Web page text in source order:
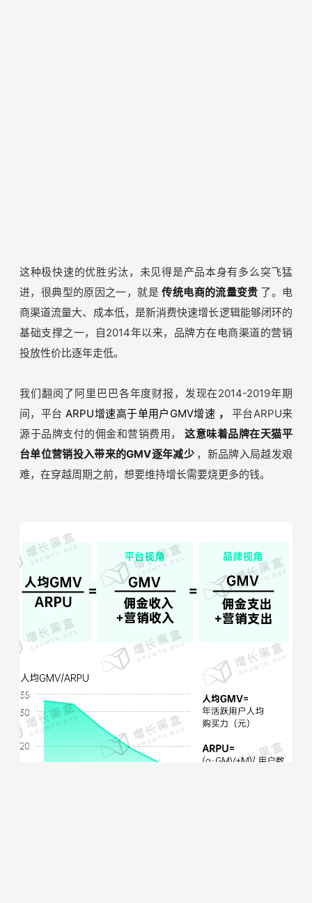
这种极快速的优胜劣汰，未见得是产品本身有多么突飞猛
进，很典型的原因之一，就是传统电商的流量变贵 了。电
商渠道流量大、成本低，是新消费快速增长逻辑能够闭环的
基础支撑之一，自2014年以来，品牌方在电商渠道的营销
投放性价比逐年走低。
我们翻阅了阿里巴巴各年度财报，发现在2014-2019年期
间，平台ARPU增速高于单用户GMV增速 ， 平台ARPU来
源于品牌支付的佣金和营销费用，这意味着品牌在天猫平
台单位营销投入带来的GMV逐年减少 ，新品牌入局越发艰
难，在穿越周期之前，想要维持增长需要烧更多的钱。